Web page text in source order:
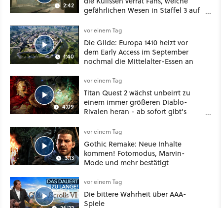
2:42
gefährlichen Wesen in Staffel 3 auf
1:40
vor einem Tag
Die Gilde: Europa 1410 heizt vor
dem Early Access im September
nochmal die Mittelalter-Essen an
4:09
vor einem Tag
Titan Quest 2 wächst unbeirrt zu
einem immer größeren Diablo-
Rivalen heran - ab sofort gibt's
Klasse
3:13
vor einem Tag
Gothic Remake: Neue Inhalte
kommen! Fotomodus, Marvin-
Mode und mehr bestätigt
vor einem Tag
Die bittere Wahrheit über AAA-
Spiele